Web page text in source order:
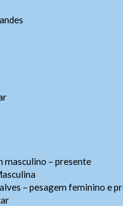
masculino – presente
– pesagem feminino e
Digite apenas o